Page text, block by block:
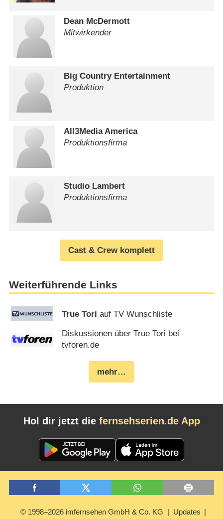
Dean McDermott
Mitwirkender
Big Country Entertainment
Produktion
All3Media America
Produktionsfirma
Studio Lambert
Produktionsfirma
Cast & Crew komplett
Weiterführende Links
True Tori auf TV Wunschliste
Diskussionen über True Tori bei
tvforen.de
mehr…
Hol dir jetzt die fernsehserien.de App
© 1998–2026 imfernsehen GmbH & Co. KG Updates